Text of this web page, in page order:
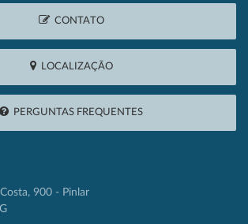
CONTATO
LOCALIZAÇÃO
PERGUNTAS FREQUENTES
900 - Pinlar